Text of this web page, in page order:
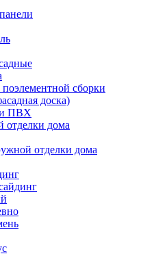
сборки
доска)
ПВХ
отделки дома
отделки дома